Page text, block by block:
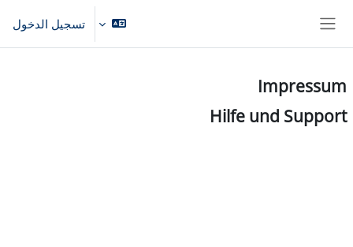
تسجيل الدخول
Impressum
Hilfe und Support